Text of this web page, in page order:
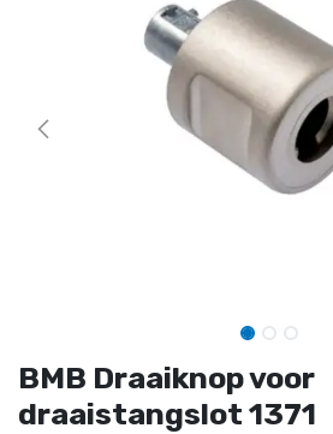
BMB Draaiknop voor
draaistangslot 1371